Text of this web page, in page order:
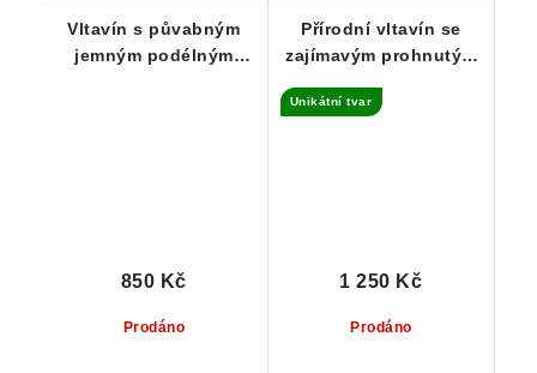
Vltavín s půvabným
jemným podélným
Prodáno
850 Kč
Přírodní vltavín se
zajímavým prohnutým
Unikátní tvar
Prodáno
1 250 Kč